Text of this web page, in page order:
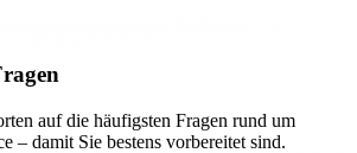
auf die häufigsten Fragen rund um
– damit Sie bestens vorbereitet sind.